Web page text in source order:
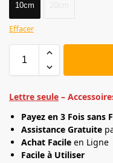
10cm
Effacer
Lettre seule –
Payez en 3 Fois sans
Assistance Gratuite
Achat Facile en Ligne
Facile à Utiliser